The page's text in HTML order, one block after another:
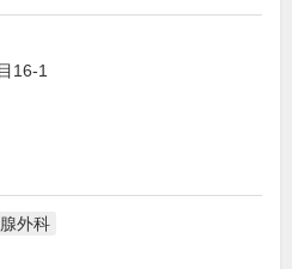
16-1
外科